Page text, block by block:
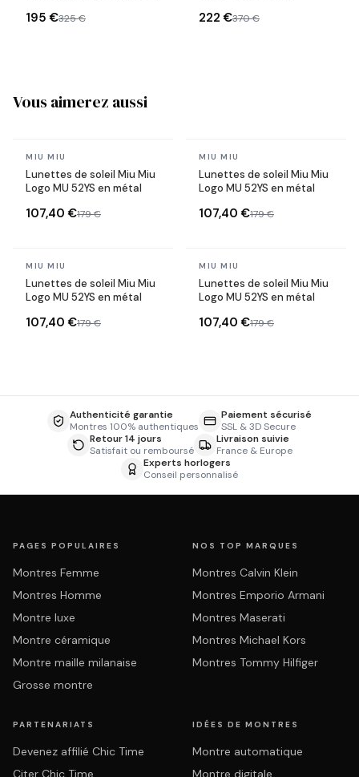
195 €325 € 222 €370 €
Vous aimerez aussi
En stock
MIU MIU
Lunettes de soleil Miu Miu
Logo MU 52YS en métal
107,40 €179 €
En stock
MIU MIU
Lunettes de soleil Miu Miu
Logo MU 52YS en métal
107,40 €179 €
En stock
MIU MIU
Lunettes de soleil Miu Miu
Logo MU 52YS en métal
107,40 €179 €
En stock
MIU MIU
Lunettes de soleil Miu Miu
Logo MU 52YS en métal
107,40 €179 €
Authenticité garantie
Montres 100% authentiques
Paiement sécurisé
SSL & 3D Secure
Retour 14 jours
Satisfait ou remboursé
Livraison suivie
France & Europe
Experts horlogers
Conseil personnalisé
PAGES POPULAIRES
Montres Femme
Montres Homme
Montre luxe
Montre céramique
Montre maille milanaise
Grosse montre
NOS TOP MARQUES
Montres Calvin Klein
Montres Emporio Armani
Montres Maserati
Montres Michael Kors
Montres Tommy Hilfiger
PARTENARIATS
Devenez affilié Chic Time
Citer Chic Time
IDÉES DE MONTRES
Montre automatique
Montre digitale